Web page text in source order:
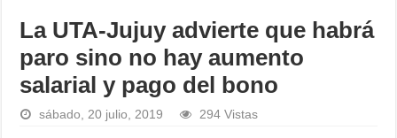
La UTA-Jujuy advierte que habrá
paro sino no hay aumento
salarial y pago del bono
sábado, 20 julio, 2019 294 Vistas